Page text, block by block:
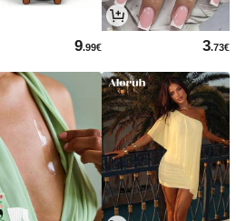
3.73€
9.99€